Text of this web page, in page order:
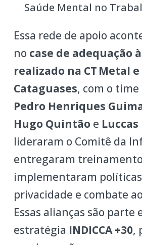
Saúde Mental no
Essa rede de apoio
no case de adequação à
realizado na CT Metal
Cataguases, com o
Pedro Henriques
Hugo Quintãoe
lideraram o Comitê da
entregaram
implementaram
privacidade e combate
Essas alianças são parte
estratégia INDICCA +30,